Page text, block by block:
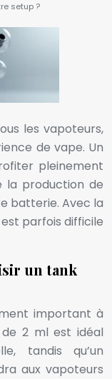
setup ?
les vapoteurs,
de vape. Un
pleinement
la production de
batterie. Avec la
parfois difficile
un tank
important à
2 ml est idéal
tandis qu’un
aux vapoteurs